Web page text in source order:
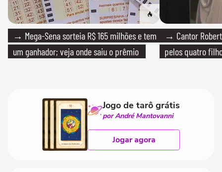
→ Mega-Sena sorteia R$ 165 milhões e tem
um ganhador; veja onde saiu o prêmio
→ Cantor
pelos quatro
Jogo de tarô grátis
por André Mantovanni
Jogar agora